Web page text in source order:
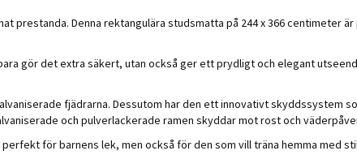
prestanda. Denna rektangulära studsmatta på 244 x 366 centimeter
gör det extra säkert, utan också ger ett prydligt och elegant
fjädrarna. Dessutom har den ett innovativt skyddssystem
och pulverlackerade ramen skyddar mot rost och
för barnens lek, men också för den som vill träna hemma med